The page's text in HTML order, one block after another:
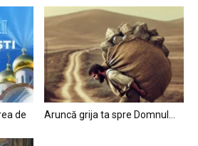
de
Aruncă grija ta spre Domnul…